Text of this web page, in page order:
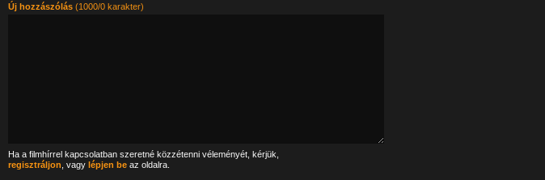
Új hozzászólás(1000/0 karakter)
Ha a filmhírrel kapcsolatban szeretné közzétenni véleményét, kérjük,
regisztráljon , vagy lépjen beaz oldalra.